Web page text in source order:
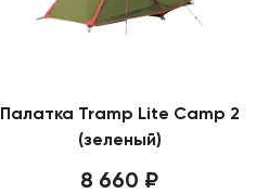
Палатка Tramp Lite Camp 2
(зеленый)
8 660 ₽